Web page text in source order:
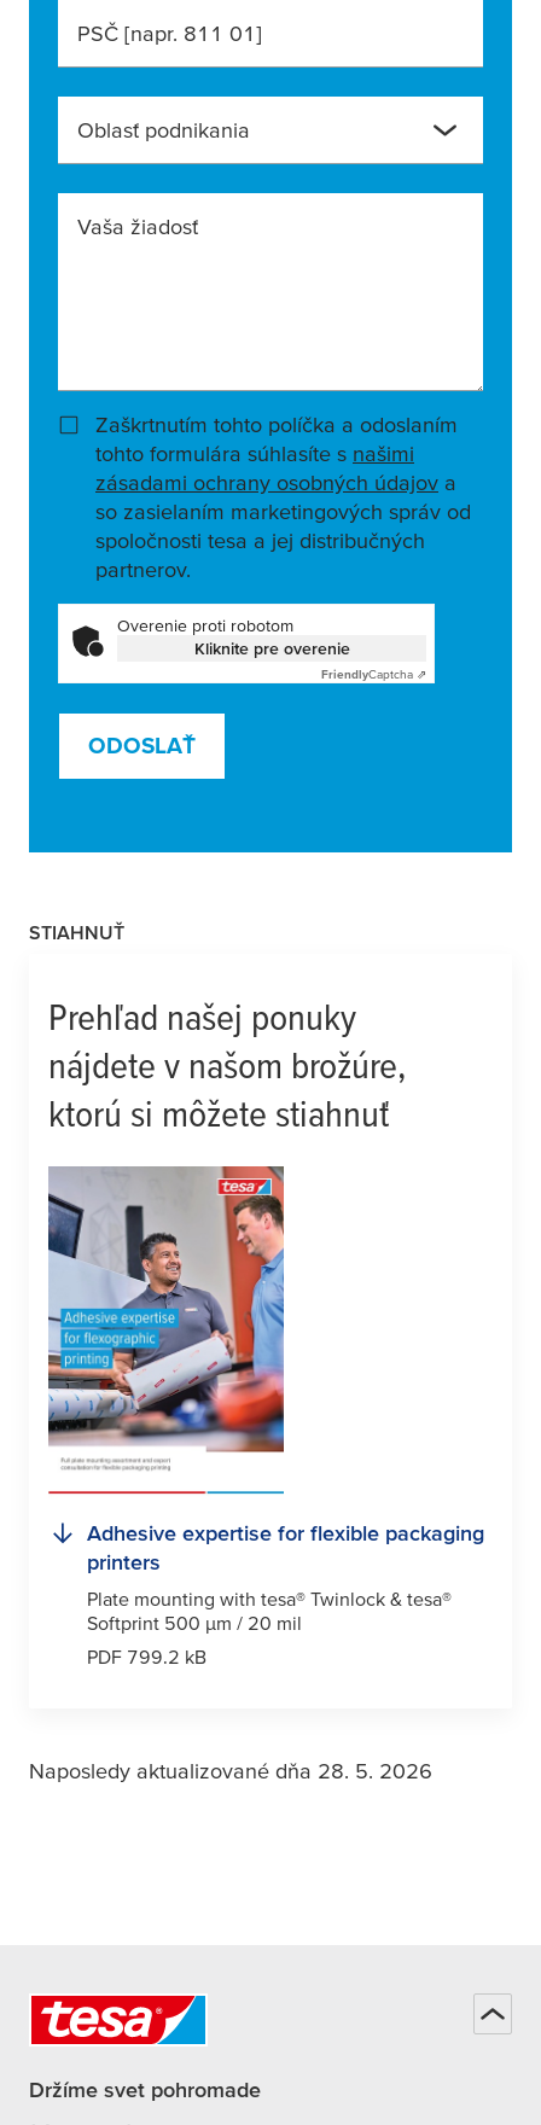
PSČ [napr. 811 01]
Oblasť podnikania
Vaša žiadosť
Zaškrtnutím tohto políčka a odoslaním
tohto formulára súhlasíte s našimi
zásadami ochrany osobných údajov a
so zasielaním marketingových správ od
spoločnosti tesa a jej distribučných
partnerov.
Overenie proti robotom
Kliknite pre overenie
FriendlyCaptcha ⇗
ODOSLAŤ
STIAHNUŤ
Prehľad našej ponuky
nájdete v našom brožúre,
ktorú si môžete stiahnuť
Adhesive expertise for flexible packaging
printers
Plate mounting with tesa® Twinlock & tesa®
Softprint 500 µm / 20 mil
PDF 799.2 kB
Naposledy aktualizované dňa 28. 5. 2026
Držíme svet pohromade